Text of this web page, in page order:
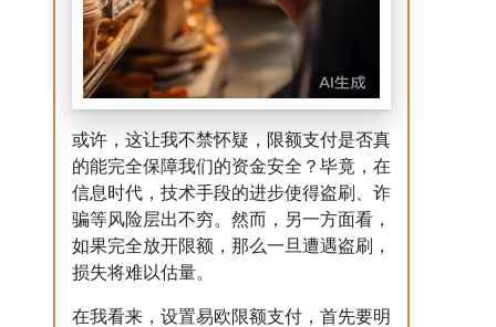
或许，这让我不禁怀疑，限额支付是否真
的能完全保障我们的资金安全？毕竟，在
信息时代，技术手段的进步使得盗刷、诈
骗等风险层出不穷。然而，另一方面看，
如果完全放开限额，那么一旦遭遇盗刷，
损失将难以估量。
在我看来，设置易欧限额支付，首先要明